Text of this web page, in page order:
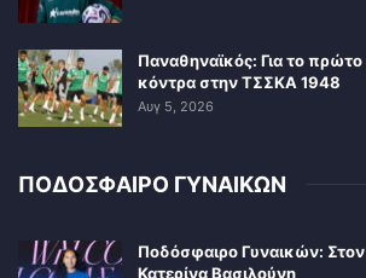
Παναθηναϊκός: Για το
κόντρα στην ΤΣΣΚΑ 1948
Αυγ 5, 2026
ΠΟΔΟΣΦΑΙΡΟ ΓΥΝΑΙΚΩΝ
Ποδόσφαιρο Γυναικών:
Κατερίνα Βασιλούνη